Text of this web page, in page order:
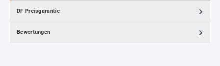
DF Preisgarantie
Bewertungen